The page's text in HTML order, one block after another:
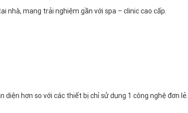
nhà, mang trải nghiệm gần với spa – clinic cao cấp.
diện hơn so với các thiết bị chỉ sử dụng 1 công nghệ đơn lẻ.